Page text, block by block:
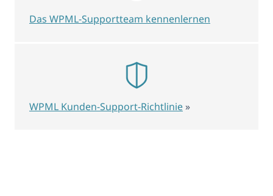
Das WPML-Supportteam kennenlernen
WPML Kunden-Support-Richtlinie »